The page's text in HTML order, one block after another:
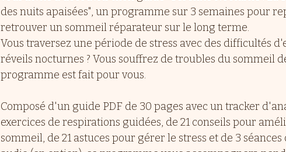
des nuits apaisées", un programme sur 3 semaines pour
retrouver un sommeil réparateur sur le long terme.
Vous traversez une période de stress avec des difficultés
réveils nocturnes ? Vous souffrez de troubles du sommeil
programme est fait pour vous.
Composé d'un guide PDF de 30 pages avec un tracker
exercices de respirations guidées, de 21 conseils pour
sommeil, de 21 astuces pour gérer le stress et de 3